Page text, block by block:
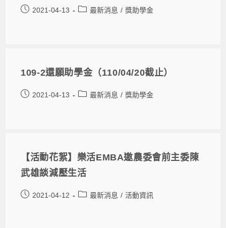
2021-04-13 最新消息 / 獎助學金
109-2還願助學金（110/04/20截止）
2021-04-13 最新消息 / 獎助學金
【活動花絮】樂活EMBA邀農委會前主委陳
武雄談減壓生活
2021-04-12 最新消息 / 活動資訊